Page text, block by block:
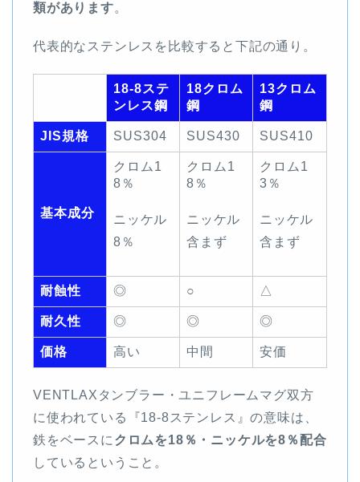
類があります。
代表的なステンレスを比較すると下記の通り。
18-8ステ
ンレス鋼
18クロム
鋼
13クロム
鋼
JIS規格 SUS304 SUS430 SUS410
基本成分
クロム1
8％
ニッケル
8％
クロム1
8％
ニッケル
含まず
クロム1
3％
ニッケル
含まず
耐蝕性 ◎ ○ △
耐久性 ◎ ◎ ◎
価格 高い 中間 安価
VENTLAXタンブラー・ユニフレームマグ双方
に使われている『18-8ステンレス』の意味は、
鉄をベースに クロムを18％・ニッケルを8％配合
しているということ。